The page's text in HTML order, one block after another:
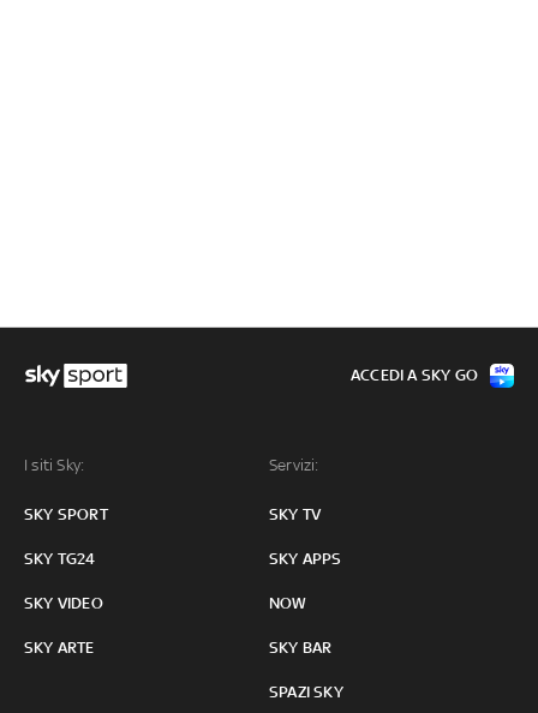
I siti Sky:
SKY SPORT
SKY TG24
SKY VIDEO
SKY ARTE
Servizi:
SKY TV
SKY APPS
NOW
SKY BAR
SPAZI SKY
ACCEDI A SKY GO